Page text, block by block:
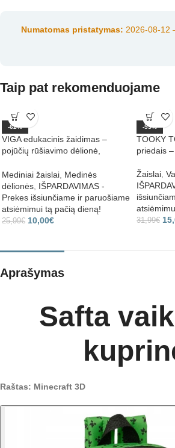
Numatomas pristatymas: 2026-08-12
Taip pat rekomenduojame
-62%
VIGA edukacinis žaidimas –
pojūčių rūšiavimo dėlionė,
Mediniai žaislai Medinės
dėlionės IŠPARDAVIMAS -
Prekes išsiunčiame ir paruošiame
atsiėmimui tą pačią dieną!
25,99€ 10,00€
-53%
TOOKY
priedais
Žaislai
31,99€
Aprašymas
Safta
Raštas: Minecraft 3D